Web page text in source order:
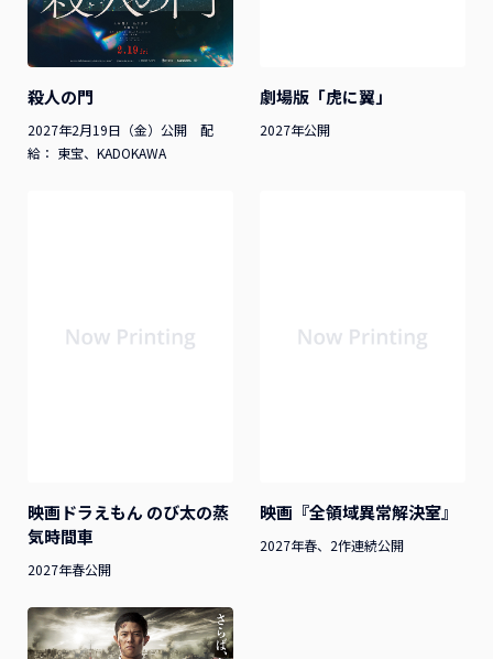
殺人の門
2027年2月19日（金）公開 配
給： 東宝、KADOKAWA
劇場版「虎に翼」
2027年公開
映画ドラえもん のび太の蒸
気時間車
2027年春公開
映画『全領域異常解決室』
2027年春、2作連続公開